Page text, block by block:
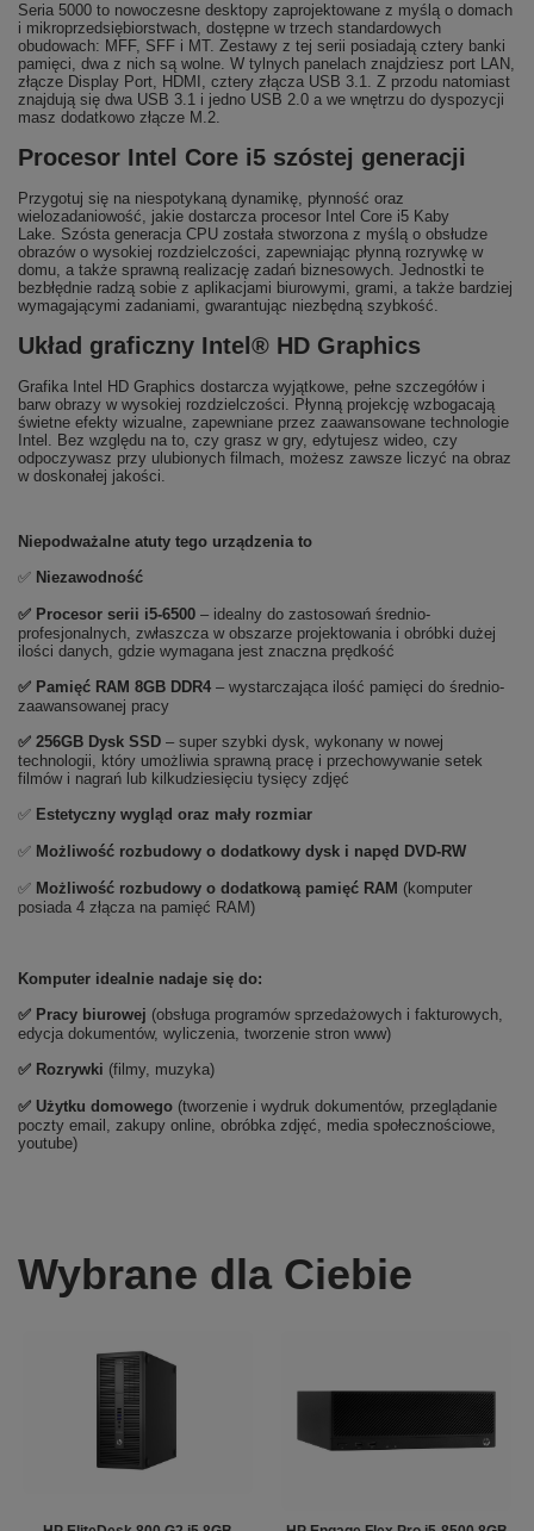
Seria 5000 to nowoczesne desktopy zaprojektowane z myślą o domach
i mikroprzedsiębiorstwach, dostępne w trzech standardowych
obudowach: MFF, SFF i MT. Zestawy z tej serii posiadają cztery banki
pamięci, dwa z nich są wolne. W tylnych panelach znajdziesz port LAN,
złącze Display Port, HDMI, cztery złącza USB 3.1. Z przodu natomiast
znajdują się dwa USB 3.1 i jedno USB 2.0 a we wnętrzu do dyspozycji
masz dodatkowo złącze M.2.
Procesor Intel Core i5 szóstej generacji
Przygotuj się na niespotykaną dynamikę, płynność oraz
wielozadaniowość, jakie dostarcza procesor Intel Core i5 Kaby
Lake. Szósta generacja CPU została stworzona z myślą o obsłudze
obrazów o wysokiej rozdzielczości, zapewniając płynną rozrywkę w
domu, a także sprawną realizację zadań biznesowych. Jednostki te
bezbłędnie radzą sobie z aplikacjami biurowymi, grami, a także bardziej
wymagającymi zadaniami, gwarantując niezbędną szybkość.
Układ graficzny Intel® HD Graphics
Grafika Intel HD Graphics dostarcza wyjątkowe, pełne szczegółów i
barw obrazy w wysokiej rozdzielczości. Płynną projekcję wzbogacają
świetne efekty wizualne, zapewniane przez zaawansowane technologie
Intel. Bez względu na to, czy grasz w gry, edytujesz wideo, czy
odpoczywasz przy ulubionych filmach, możesz zawsze liczyć na obraz
w doskonałej jakości.
Niepodważalne atuty tego urządzenia to
✅ Niezawodność
✅ Procesor serii i5-6500 – idealny do zastosowań średnio-
profesjonalnych, zwłaszcza w obszarze projektowania i obróbki dużej
ilości danych, gdzie wymagana jest znaczna prędkość
✅ Pamięć RAM 8GB DDR4 – wystarczająca ilość pamięci do średnio-
zaawansowanej pracy
✅ 256GB Dysk SSD – super szybki dysk, wykonany w nowej
technologii, który umożliwia sprawną pracę i przechowywanie setek
filmów i nagrań lub kilkudziesięciu tysięcy zdjęć
✅ Estetyczny wygląd oraz mały rozmiar
✅ Możliwość rozbudowy o dodatkowy dysk i napęd DVD-RW
✅ Możliwość rozbudowy o dodatkową pamięć RAM (komputer
posiada 4 złącza na pamięć RAM)
Komputer idealnie nadaje się do:
✅ Pracy biurowej (obsługa programów sprzedażowych i fakturowych,
edycja dokumentów, wyliczenia, tworzenie stron www)
✅ Rozrywki (filmy, muzyka)
✅ Użytku domowego (tworzenie i wydruk dokumentów, przeglądanie
poczty email, zakupy online, obróbka zdjęć, media społecznościowe,
youtube)
Wybrane dla Ciebie